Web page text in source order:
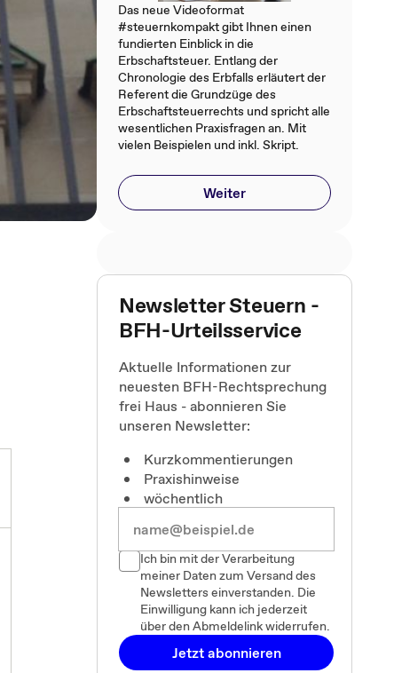
Das neue Videoformat
#steuernkompakt gibt Ihnen einen
fundierten Einblick in die
Erbschaftsteuer. Entlang der
Chronologie des Erbfalls erläutert der
Referent die Grundzüge des
Erbschaftsteuerrechts und spricht alle
wesentlichen Praxisfragen an. Mit
vielen Beispielen und inkl. Skript.
Weiter
Newsletter Steuern -
BFH-Urteilsservice
Aktuelle Informationen zur
neuesten BFH-Rechtsprechung
frei Haus - abonnieren Sie
unseren Newsletter:
Kurzkommentierungen
Praxishinweise
wöchentlich
Ich bin mit der Verarbeitung
meiner Daten zum Versand des
Newsletters einverstanden. Die
Einwilligung kann ich jederzeit
über den Abmeldelink widerrufen.
Jetzt abonnieren